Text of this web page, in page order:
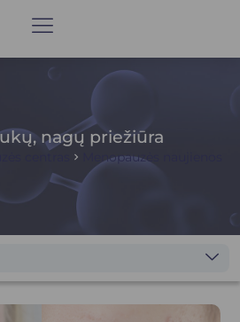
nagų priežiūra
centras Menopauzės naujienos